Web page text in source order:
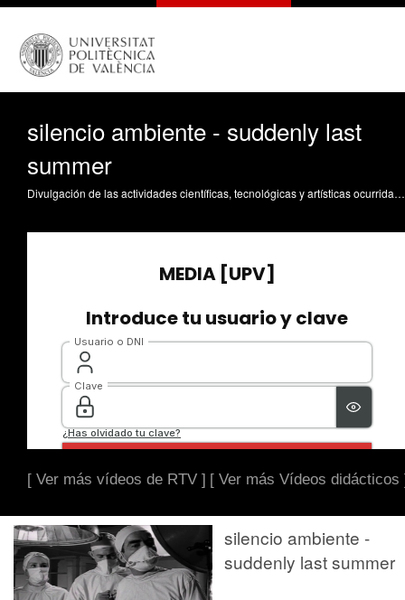
silencio ambiente - suddenly last
summer
Divulgación de las actividades científicas, tecnológicas y artísticas ocurridas en los tres campus de la UPV
[ Ver más vídeos de RTV ] [ Ver más Vídeos didácticos
silencio ambiente -
suddenly last summer